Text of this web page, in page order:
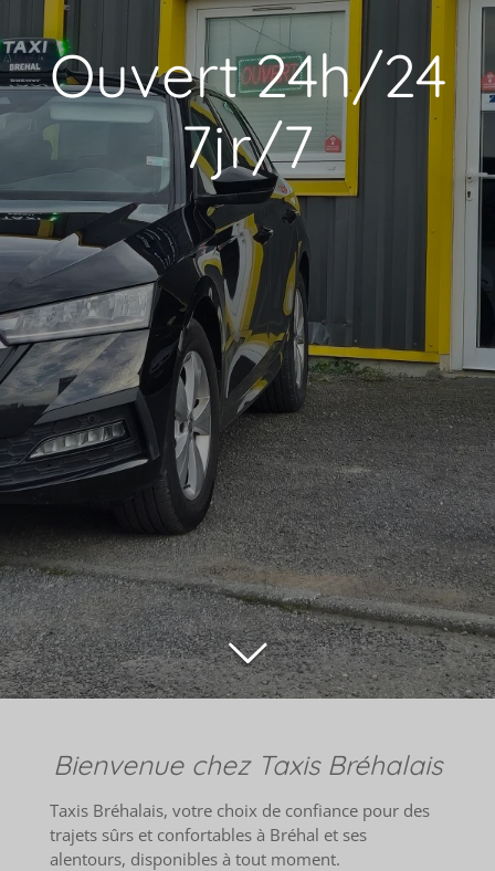
Ouvert 24h/24
7jr/7
Bienvenue chez Taxis Bréhalais
Taxis Bréhalais, votre choix de confiance pour des
trajets sûrs et confortables à Bréhal et ses
alentours, disponibles à tout moment.